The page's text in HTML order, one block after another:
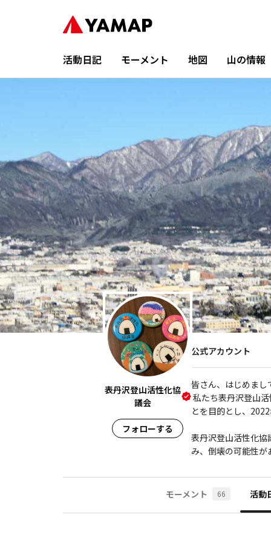
活動日記 モーメント 地図 山の情報
表丹沢登山活性化協
議会
フォローする
公式アカウント
皆さん、はじめまし
とを目的とし、
表丹沢登山活性化協
み、倒壊の可能性が
モーメント 66 活動